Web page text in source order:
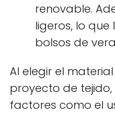
renovable.
ligeros, lo
bolsos de
Al elegir el
proyecto de
factores como el